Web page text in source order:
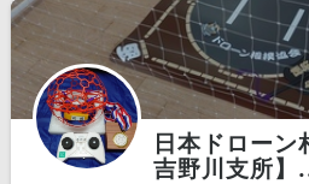
日本ドローン
吉野川支所】